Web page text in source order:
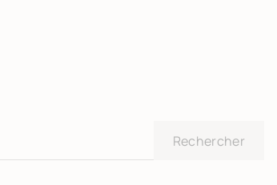
Rechercher